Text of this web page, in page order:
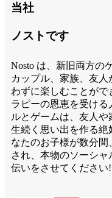
当社
ノストです
Nosto は、新旧両方の
カップル、家族、友
わずに楽しむことが
ラピーの恩恵を受け
ルとゲームは、友人
生続く思い出を作る絶
なたのお子様が数分
され、本物のソーシ
伝いをさせてください!